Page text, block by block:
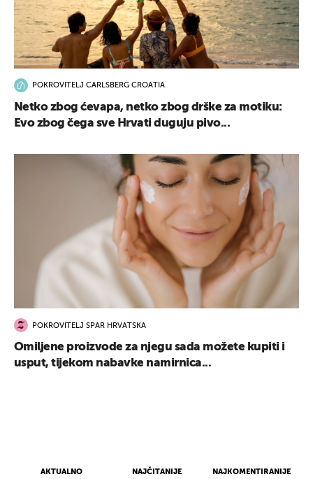
AKTUALNO NAJČITANIJE NAJKOMENTIRANIJE
POKROVITELJ CARLSBERG CROATIA
Netko zbog ćevapa, netko zbog drške za motiku:
Evo zbog čega sve Hrvati duguju pivo...
POKROVITELJ SPAR HRVATSKA
Omiljene proizvode za njegu sada možete kupiti i
usput, tijekom nabavke namirnica...